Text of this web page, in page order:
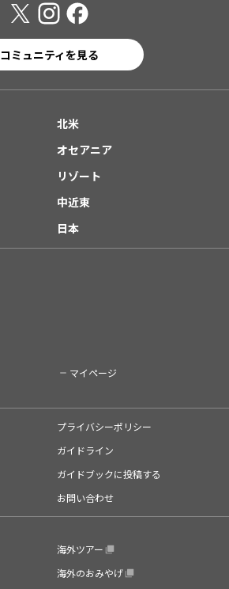
コミュニティを見る
北米
オセアニア
リゾート
中近東
日本
マイページ
プライバシーポリシー
ガイドライン
ガイドブックに投稿する
お問い合わせ
海外ツアー
海外のおみやげ